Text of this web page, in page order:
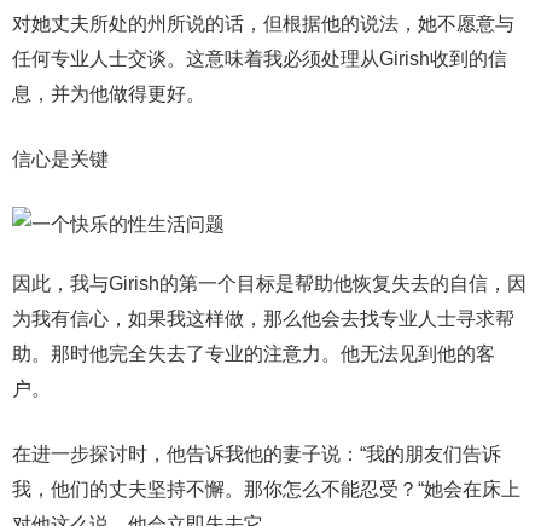
对她丈夫所处的州所说的话，但根据他的说法，她不愿意与
任何专业人士交谈。这意味着我必须处理从Girish收到的信
息，并为他做得更好。
信心是关键
因此，我与Girish的第一个目标是帮助他恢复失去的自信，因
为我有信心，如果我这样做，那么他会去找专业人士寻求帮
助。那时他完全失去了专业的注意力。他无法见到他的客
户。
在进一步探讨时，他告诉我他的妻子说：“我的朋友们告诉
我，他们的丈夫坚持不懈。那你怎么不能忍受？“她会在床上